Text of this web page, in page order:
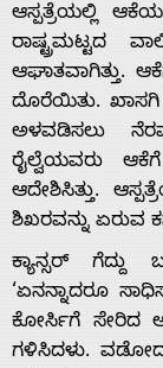
Contact
Us
ಆಸ್ಪತ್ರೆಯಲ್ಲಿ ಆಕೆಯ
ರಾಷ್ಟ್ರಮಟ್ಟದ
ಆಘಾತವಾಗಿತ್ತು.
ದೊರೆಯಿತು. ಖಾಸಗಿ
ಅಳವಡಿಸಲು
ರೈಲ್ವೆಯವರು
ಆದೇಶಿಸಿತ್ತು.
ಶಿಖರವನ್ನು ಏರುವ
ಕ್ಯಾನ್ಸರ್
‘ಏನನ್ನಾದರೂ
ಕೋರ್ಸಿಗೆ ಸೇರಿದ
ಗಳಿಸಿದಳು.